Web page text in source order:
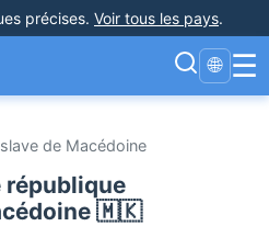
précises. Voir tous les pays.
🌐 ☰
de Macédoine
république
🇲🇰